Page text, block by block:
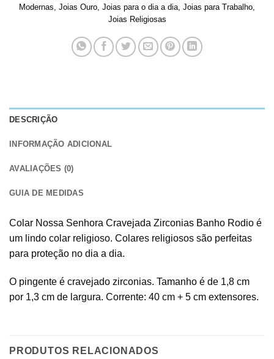
Modernas Joias Ouro Joias para o dia a dia Joias para Trabalho
Joias Religiosas
DESCRIÇÃO
INFORMAÇÃO ADICIONAL
AVALIAÇÕES (0)
GUIA DE MEDIDAS
Colar Nossa Senhora Cravejada Zirconias Banho Rodio é
um lindo colar religioso. Colares religiosos são perfeitas
para proteção no dia a dia.
O pingente é cravejado zirconias. Tamanho é de 1,8 cm
por 1,3 cm de largura. Corrente: 40 cm + 5 cm extensores.
PRODUTOS RELACIONADOS